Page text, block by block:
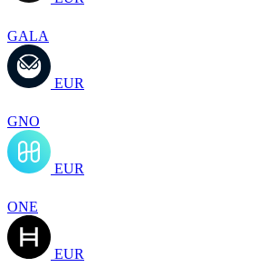
GALA
EUR
GNO
EUR
ONE
EUR